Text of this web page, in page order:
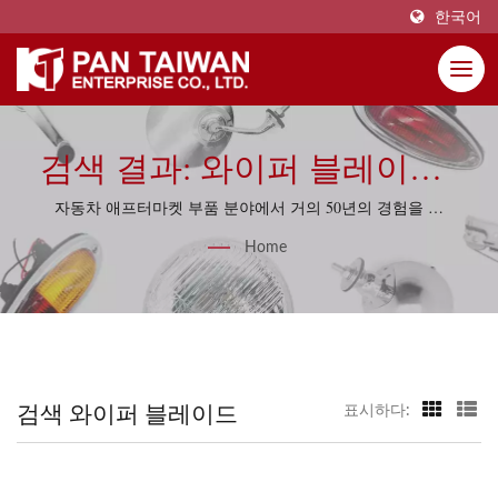
한국어
검색 결과: 와이퍼 블레이드 |
Pan Taiwan Enterprise Co.,
Ltd.
자동차 애프터마켓 부품 분야에서 거의 50년의 경험을 가
진 Pan Taiwan은 실용적인 소싱 지식과 품질 관리 규율로
재생 프로젝트를 지원합니다.
Home
검색 와이퍼 블레이드 표시하다: